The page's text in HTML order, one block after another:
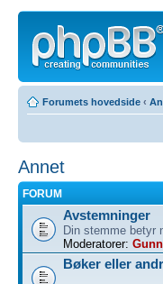
Forumets hovedside ‹
Annet
FORUM
Avstemninger
Din stemme betyr
Moderatorer:
Bøker eller